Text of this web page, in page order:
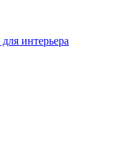
интерьера